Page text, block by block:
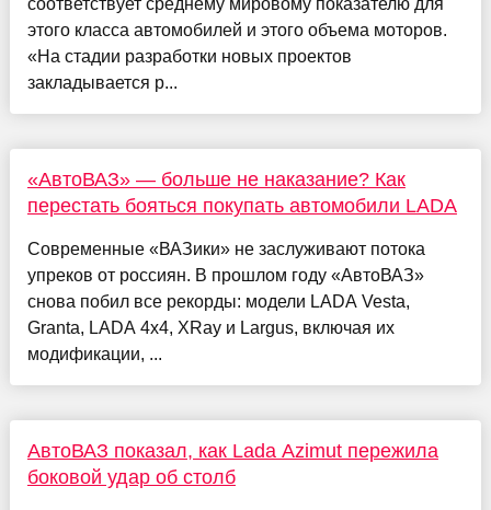
соответствует среднему мировому показателю для
этого класса автомобилей и этого объема моторов.
«На стадии разработки новых проектов
закладывается р...
«АвтоВАЗ» — больше не наказание? Как
перестать бояться покупать автомобили LADA
Современные «ВАЗики» не заслуживают потока
упреков от россиян. В прошлом году «АвтоВАЗ»
снова побил все рекорды: модели LADA Vesta,
Granta, LADA 4x4, XRay и Largus, включая их
модификации, ...
АвтоВАЗ показал, как Lada Azimut пережила
боковой удар об столб